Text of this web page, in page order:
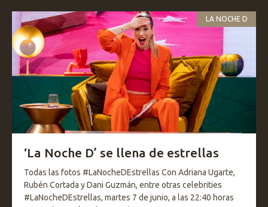
LA NOCHE D
‘La Noche D’ se llena de estrellas
Todas las fotos #LaNocheDEstrellas Con Adriana Ugarte,
Rubén Cortada y Dani Guzmán, entre otras celebrities
#LaNocheDEstrellas, martes 7 de junio, a las 22:40 horas